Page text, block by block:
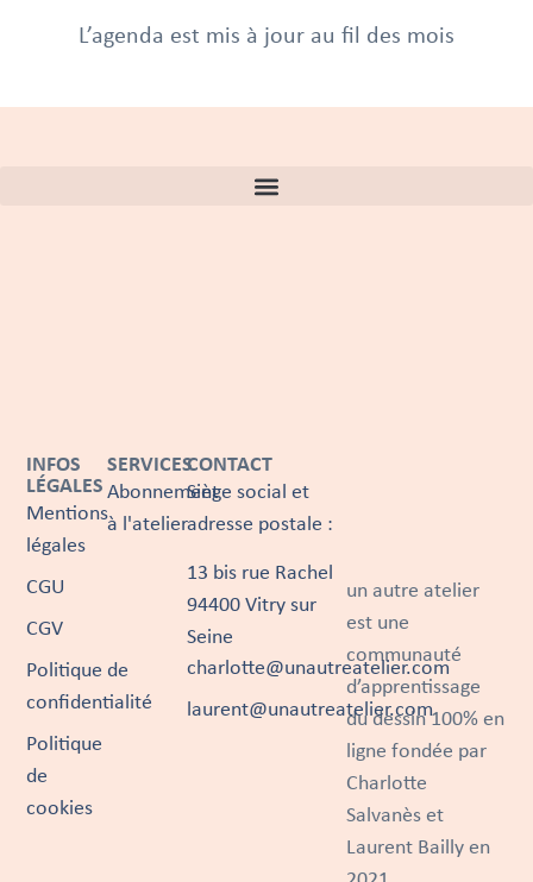
L’agenda est mis à jour au fil des mois
un autre atelier
est une
communauté
d’apprentissage
du dessin 100% en
ligne fondée par
Charlotte
Salvanès et
Laurent Bailly en
SERVICES
Abonnement
à l'atelier
INFOS
LÉGALES
Mentions
légales
CGU
CGV
Politique de
confidentialité
Politique
de
cookies
CONTACT
Siège social et
adresse postale :
13 bis rue Rachel
94400 Vitry sur
Seine
charlotte@unautreatelier.com
laurent@unautreatelier.com